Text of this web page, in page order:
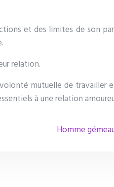
et des limites de son
relation.
mutuelle de travailler
à une relation
Homme